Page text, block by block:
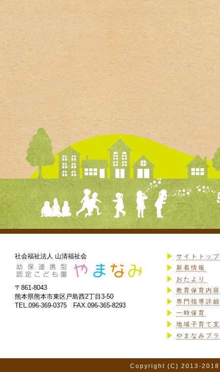
社会福祉法人 山清福祉会
〒861-8043
熊本県熊本市東区戸島西2丁目3-50
TEL.096-369-0375 FAX.096-365-8293
サイトトップ
新着情報
おたより
教育保育内
専門指導詳細
一時保育
地域子育て
やまなみプ
Copyright (C) 2013-